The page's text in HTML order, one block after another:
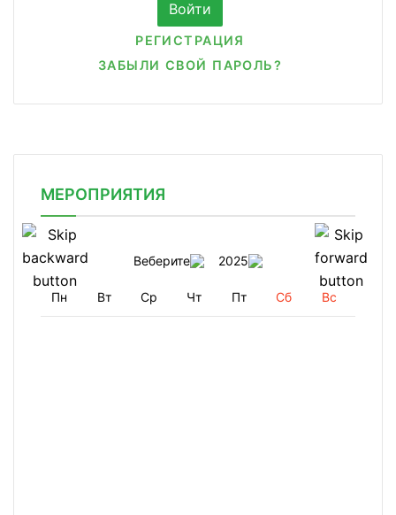
РЕГИСТРАЦИЯ
ЗАБЫЛИ СВОЙ ПАРОЛЬ?
МЕРОПРИЯТИЯ
Веберите 2025
Пн Вт Ср Чт Пт Сб Вс